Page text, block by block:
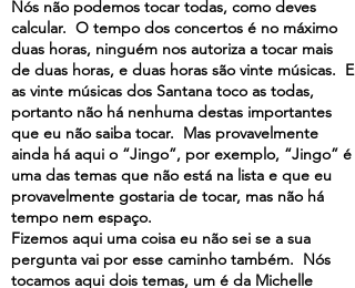
Nós não podemos tocar todas, como deves
calcular. O tempo dos concertos é no máximo
duas horas, ninguém nos autoriza a tocar mais
de duas horas, e duas horas são vinte músicas. E
as vinte músicas dos Santana toco as todas,
portanto não há nenhuma destas importantes
que eu não saiba tocar. Mas provavelmente
ainda há aqui o “Jingo”, por exemplo, “Jingo” é
uma das temas que não está na lista e que eu
provavelmente gostaria de tocar, mas não há
tempo nem espaço.
Fizemos aqui uma coisa eu não sei se a sua
pergunta vai por esse caminho também. Nós
tocamos aqui dois temas, um é da Michelle